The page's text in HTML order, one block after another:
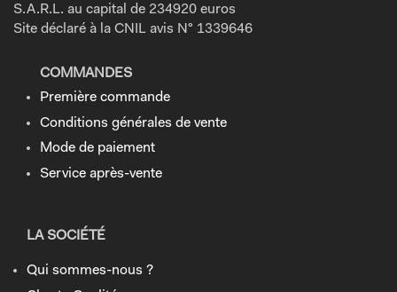
S.A.R.L. au capital de 234920 euros
Site déclaré à la CNIL avis N° 1339646
COMMANDES
Première commande
Conditions générales de vente
Mode de paiement
Service après-vente
LA SOCIÉTÉ
Qui sommes-nous ?